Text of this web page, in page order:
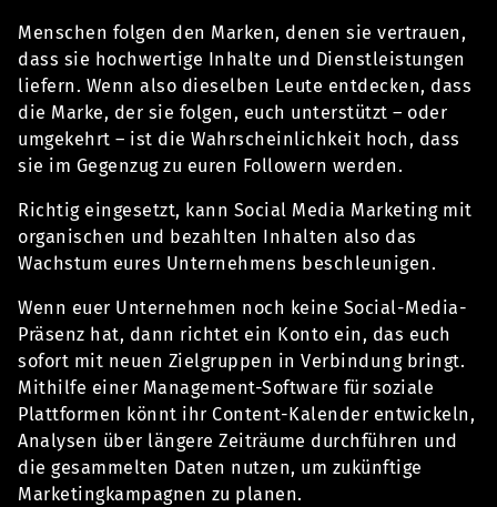
Menschen folgen den Marken, denen sie vertrauen,
dass sie hochwertige Inhalte und Dienstleistungen
liefern. Wenn also dieselben Leute entdecken, dass
die Marke, der sie folgen, euch unterstützt – oder
umgekehrt – ist die Wahrscheinlichkeit hoch, dass
sie im Gegenzug zu euren Followern werden.
Richtig eingesetzt, kann Social Media Marketing mit
organischen und bezahlten Inhalten also das
Wachstum eures Unternehmens beschleunigen.
Wenn euer Unternehmen noch keine Social-Media-
Präsenz hat, dann richtet ein Konto ein, das euch
sofort mit neuen Zielgruppen in Verbindung bringt.
Mithilfe einer Management-Software für soziale
Plattformen könnt ihr Content-Kalender entwickeln,
Analysen über längere Zeiträume durchführen und
die gesammelten Daten nutzen, um zukünftige
Marketingkampagnen zu planen.